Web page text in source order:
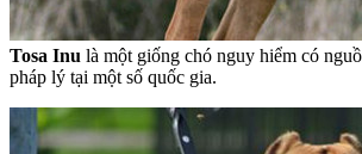
Tosa Inu là một giống chó nguy hiểm có
pháp lý tại một số quốc gia.